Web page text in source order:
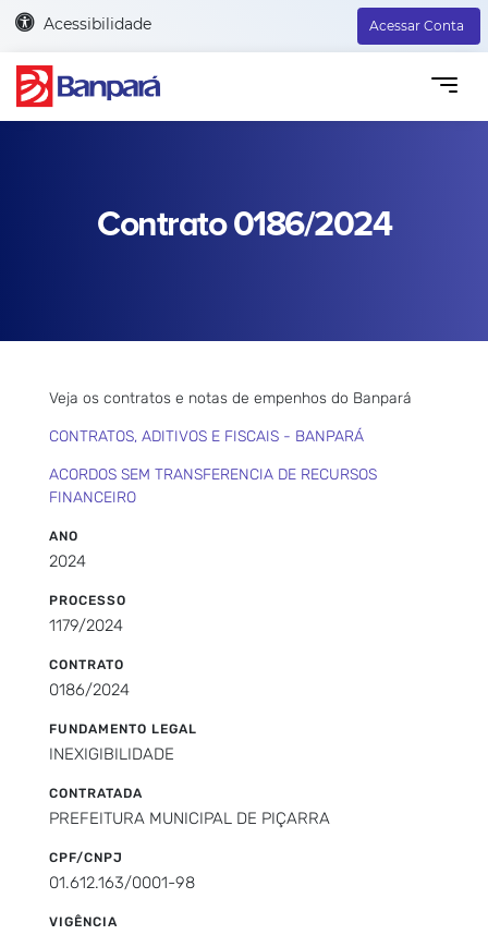
Acessibilidade Acessar Conta
Contrato 0186/2024
Veja os contratos e notas de empenhos do Banpará
CONTRATOS, ADITIVOS E FISCAIS - BANPARÁ
ACORDOS SEM TRANSFERENCIA DE RECURSOS
FINANCEIRO
ANO
2024
PROCESSO
1179/2024
CONTRATO
0186/2024
FUNDAMENTO LEGAL
INEXIGIBILIDADE
CONTRATADA
PREFEITURA MUNICIPAL DE PIÇARRA
CPF/CNPJ
01.612.163/0001-98
VIGÊNCIA